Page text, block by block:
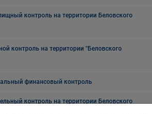
контроль на территории Беловского
контроль на территории "Беловского
финансовый контроль
контроль на территории Беловского